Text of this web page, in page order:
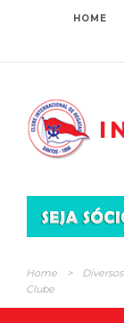
HOME
Home > Diversos
Clube